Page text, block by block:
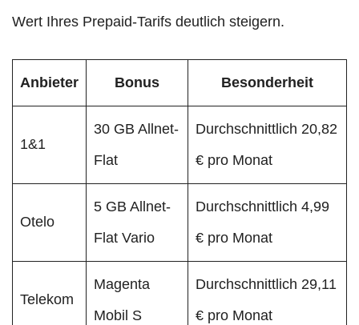
Wert Ihres Prepaid-Tarifs deutlich steigern.
Anbieter Bonus Besonderheit
1&1
30 GB Allnet-
Flat
Durchschnittlich 20,82
€ pro Monat
Otelo
5 GB Allnet-
Flat Vario
Durchschnittlich 4,99
€ pro Monat
Telekom
Magenta
Mobil S
Durchschnittlich 29,11
€ pro Monat